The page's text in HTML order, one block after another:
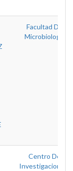
Facultad De
Microbiología
Centro De
Investigacion En